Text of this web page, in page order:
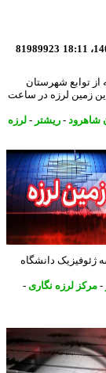
81989923
شهرستان
لرزه در ساعت
- ریشتر-لرزه
دانشگاه
لرزه نگاری-